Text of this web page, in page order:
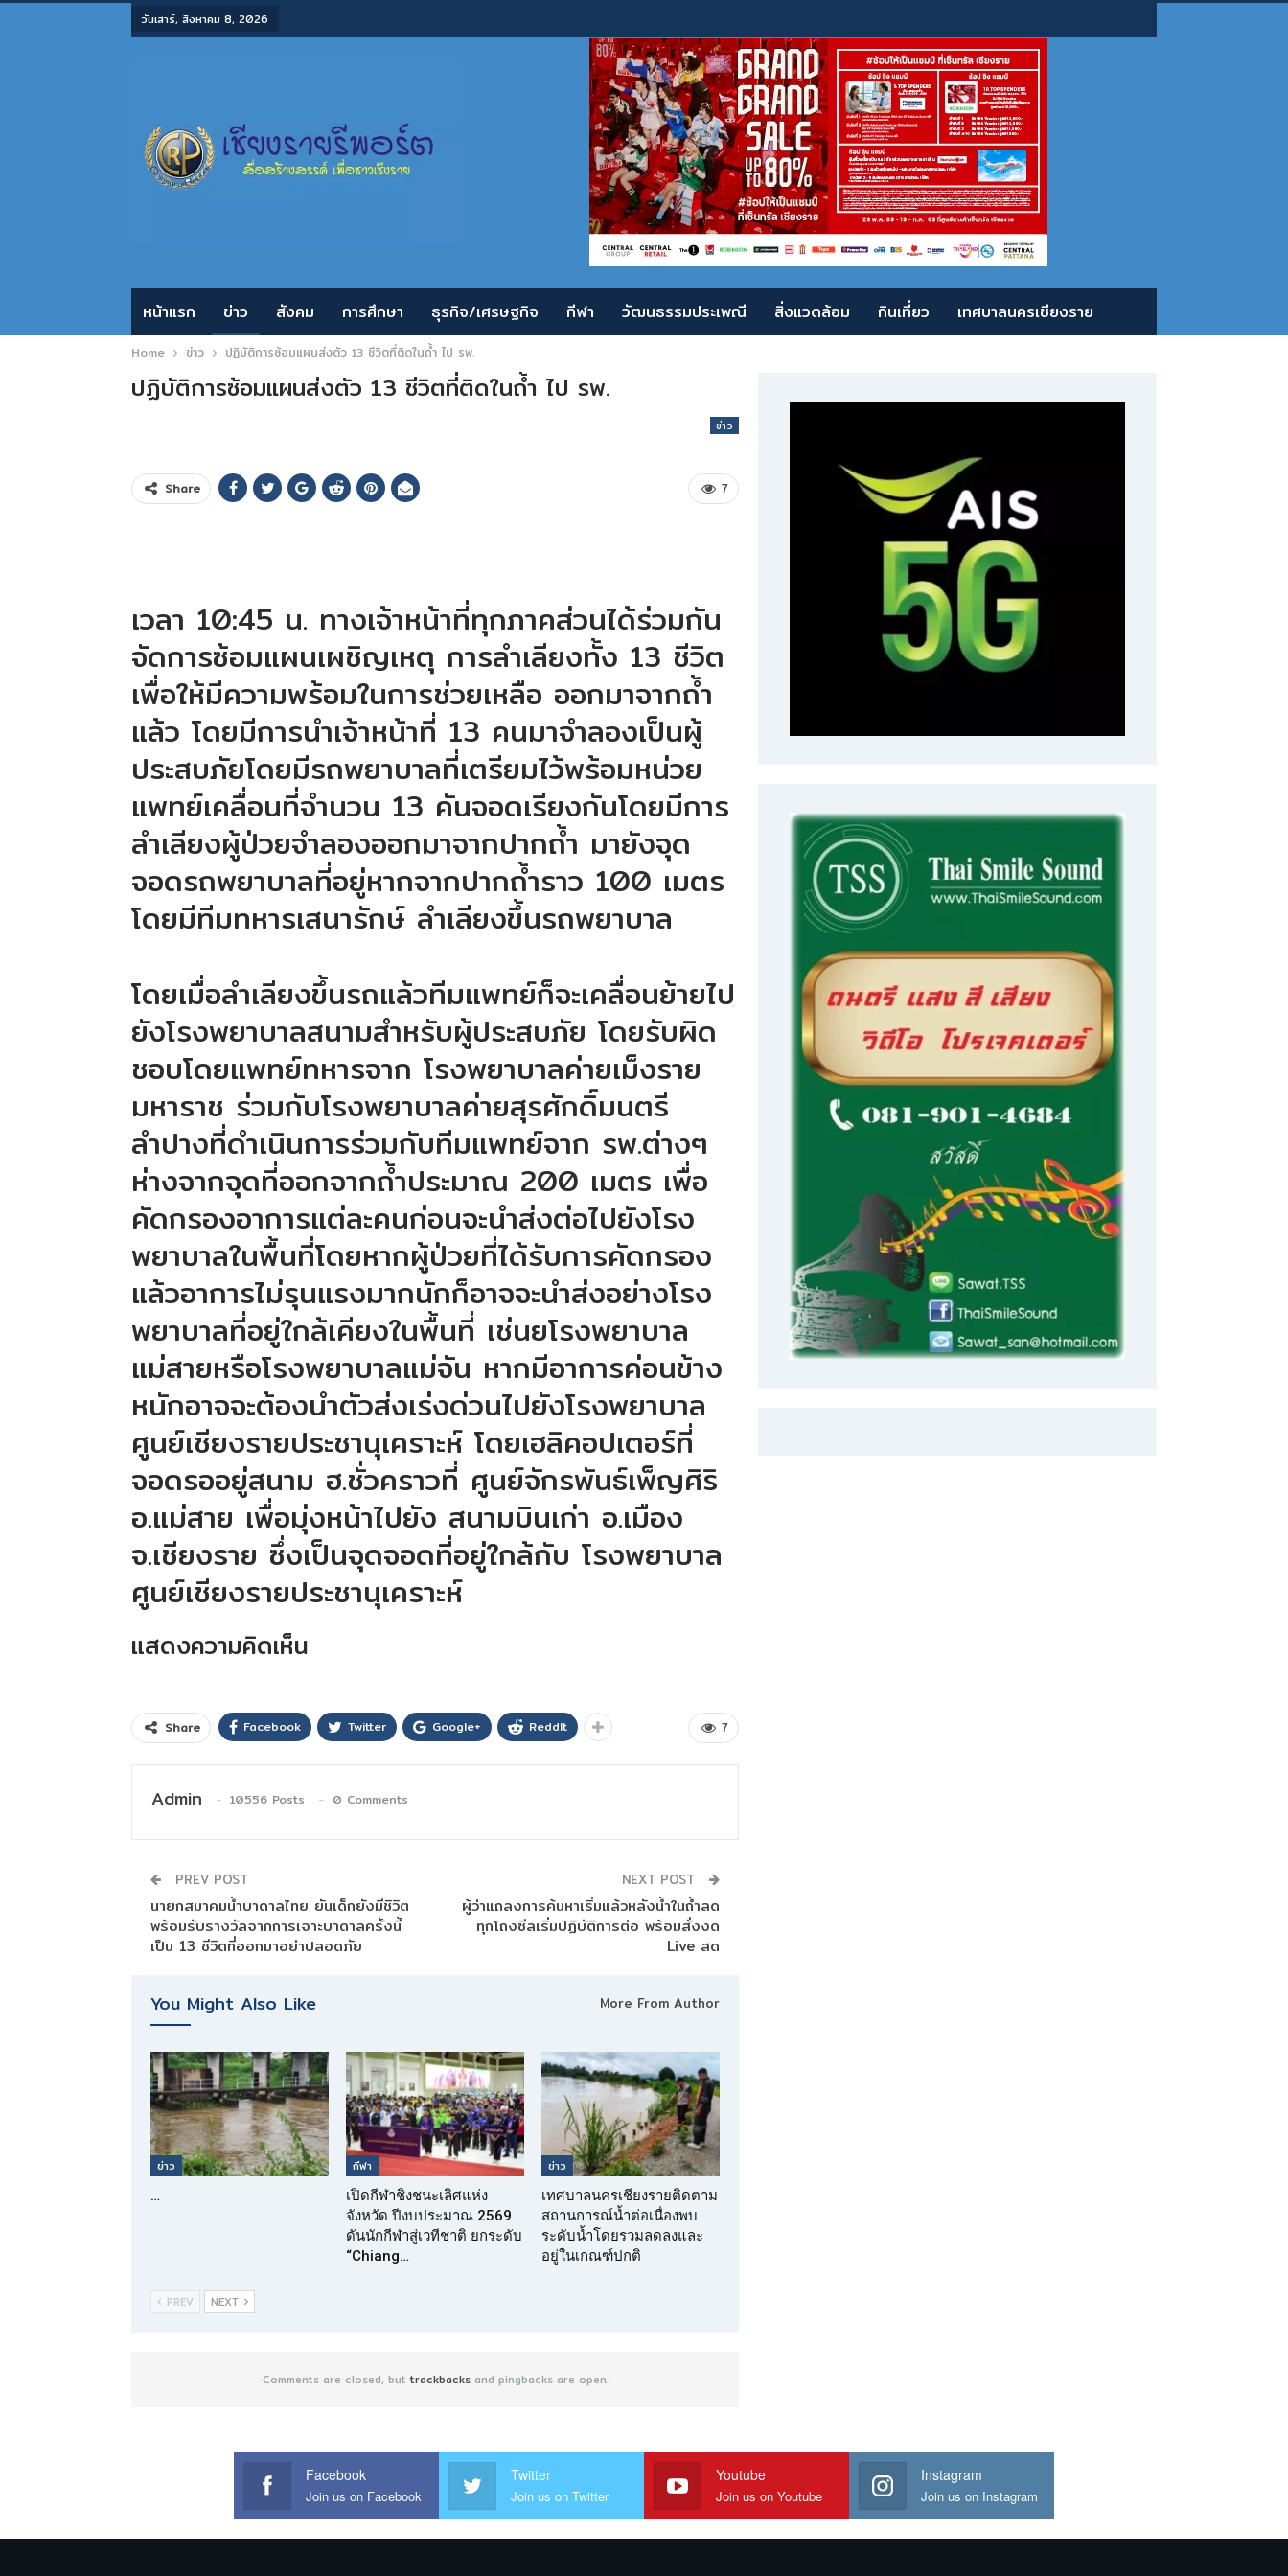
วันเสาร์, สิงหาคม 8, 2026
หน้าแรก ข่าว สังคม การศึกษา ธุรกิจ/เศรษฐกิจ กีฬา วัฒนธรรมประเพณี สิ่งแวดล้อม กินเที่ยว เทศบาลนครเชียงราย
Home ข่าว ปฏิบัติการซ้อมแผนส่งตัว 13 ชีวิตที่ติดในถ้ำ ไป รพ.
ปฏิบัติการซ้อมแผนส่งตัว 13 ชีวิตที่ติดในถ้ำ ไป รพ.
ข่าว
7
Share
เวลา 10:45 น. ทางเจ้าหน้าที่ทุกภาคส่วนได้ร่วมกัน
จัดการซ้อมแผนเผชิญเหตุ การลำเลียงทั้ง 13 ชีวิต
เพื่อให้มีความพร้อมในการช่วยเหลือ ออกมาจากถ้ำ
แล้ว โดยมีการนำเจ้าหน้าที่ 13 คนมาจำลองเป็นผู้
ประสบภัยโดยมีรถพยาบาลที่เตรียมไว้พร้อมหน่วย
แพทย์เคลื่อนที่จำนวน 13 คันจอดเรียงกันโดยมีการ
ลำเลียงผู้ป่วยจำลองออกมาจากปากถ้ำ มายังจุด
จอดรถพยาบาลที่อยู่หากจากปากถ้ำราว 100 เมตร
โดยมีทีมทหารเสนารักษ์ ลำเลียงขึ้นรถพยาบาล
โดยเมื่อลำเลียงขึ้นรถแล้วทีมแพทย์ก็จะเคลื่อนย้ายไป
ยังโรงพยาบาลสนามสำหรับผู้ประสบภัย โดยรับผิด
ชอบโดยแพทย์ทหารจาก โรงพยาบาลค่ายเม็งราย
มหาราช ร่วมกับโรงพยาบาลค่ายสุรศักดิ์มนตรี
ลำปางที่ดำเนินการร่วมกับทีมแพทย์จาก รพ.ต่างๆ
ห่างจากจุดที่ออกจากถ้ำประมาณ 200 เมตร เพื่อ
คัดกรองอาการแต่ละคนก่อนจะนำส่งต่อไปยังโรง
พยาบาลในพื้นที่โดยหากผู้ป่วยที่ได้รับการคัดกรอง
แล้วอาการไม่รุนแรงมากนักก็อาจจะนำส่งอย่างโรง
พยาบาลที่อยู่ใกล้เคียงในพื้นที่ เช่นยโรงพยาบาล
แม่สายหรือโรงพยาบาลแม่จัน หากมีอาการค่อนข้าง
หนักอาจจะต้องนำตัวส่งเร่งด่วนไปยังโรงพยาบาล
ศูนย์เชียงรายประชานุเคราะห์ โดยเฮลิคอปเตอร์ที่
จอดรออยู่สนาม ฮ.ชั่วคราวที่ ศูนย์จักรพันธ์เพ็ญศิริ
อ.แม่สาย เพื่อมุ่งหน้าไปยัง สนามบินเก่า อ.เมือง
จ.เชียงราย ซึ่งเป็นจุดจอดที่อยู่ใกล้กับ โรงพยาบาล
ศูนย์เชียงรายประชานุเคราะห์
แสดงความคิดเห็น
7
Share Facebook Twitter Google+ ReddIt
Admin 10556 Posts 0 Comments
PREV POST
นายกสมาคมน้ำบาดาลไทย ยันเด็กยังมีชิวิต
พร้อมรับรางวัลจากการเจาะบาดาลครั้งนี้
เป็น 13 ชีวิตที่ออกมาอย่าปลอดภัย
NEXT POST
ผู้ว่าแถลงการค้นหาเริ่มแล้วหลังน้ำในถ้ำลด
ทุกโถงซีลเริ่มปฏิบัติการต่อ พร้อมสั่งงด
Live สด
You Might Also Like More From Author
ข่าว
…
กีฬา
เปิดกีฬาชิงชนะเลิศแห่ง
จังหวัด ปีงบประมาณ 2569
ดันนักกีฬาสู่เวทีชาติ ยกระดับ
“Chiang…
ข่าว
เทศบาลนครเชียงรายติดตาม
สถานการณ์น้ำต่อเนื่องพบ
ระดับน้ำโดยรวมลดลงและ
อยู่ในเกณฑ์ปกติ
PREV NEXT
Comments are closed, buttrackbacksand pingbacks are open.
Facebook
Join us on Facebook
Twitter
Join us on Twitter
Youtube
Join us on Youtube
Instagram
Join us on Instagram